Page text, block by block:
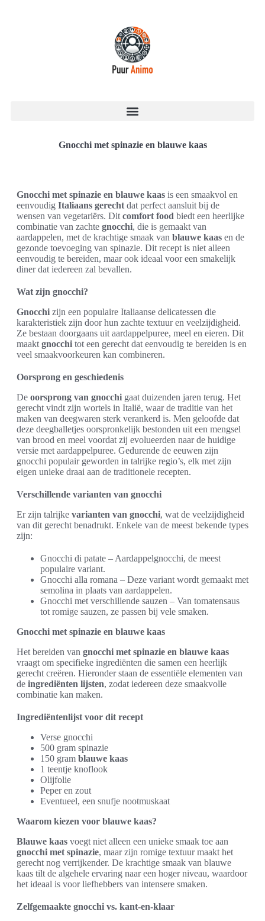
Gnocchi met spinazie en blauwe kaas
Gnocchi met spinazie en blauwe kaas is een smaakvol en
eenvoudig Italiaans gerecht dat perfect aansluit bij de
wensen van vegetariërs. Dit comfort food biedt een heerlijke
combinatie van zachte gnocchi, die is gemaakt van
aardappelen, met de krachtige smaak van blauwe kaas en de
gezonde toevoeging van spinazie. Dit recept is niet alleen
eenvoudig te bereiden, maar ook ideaal voor een smakelijk
diner dat iedereen zal bevallen.
Wat zijn gnocchi?
Gnocchi zijn een populaire Italiaanse delicatessen die
karakteristiek zijn door hun zachte textuur en veelzijdigheid.
Ze bestaan doorgaans uit aardappelpuree, meel en eieren. Dit
maakt gnocchi tot een gerecht dat eenvoudig te bereiden is en
veel smaakvoorkeuren kan combineren.
Oorsprong en geschiedenis
De oorsprong van gnocchi gaat duizenden jaren terug. Het
gerecht vindt zijn wortels in Italië, waar de traditie van het
maken van deegwaren sterk verankerd is. Men geloofde dat
deze deegballetjes oorspronkelijk bestonden uit een mengsel
van brood en meel voordat zij evolueerden naar de huidige
versie met aardappelpuree. Gedurende de eeuwen zijn
gnocchi populair geworden in talrijke regio’s, elk met zijn
eigen unieke draai aan de traditionele recepten.
Verschillende varianten van gnocchi
Er zijn talrijke varianten van gnocchi, wat de veelzijdigheid
van dit gerecht benadrukt. Enkele van de meest bekende types
zijn:
Gnocchi di patate – Aardappelgnocchi, de meest
populaire variant.
Gnocchi alla romana – Deze variant wordt gemaakt met
semolina in plaats van aardappelen.
Gnocchi met verschillende sauzen – Van tomatensaus
tot romige sauzen, ze passen bij vele smaken.
Gnocchi met spinazie en blauwe kaas
Het bereiden van gnocchi met spinazie en blauwe kaas
vraagt om specifieke ingrediënten die samen een heerlijk
gerecht creëren. Hieronder staan de essentiële elementen van
de ingrediënten lijsten, zodat iedereen deze smaakvolle
combinatie kan maken.
Ingrediëntenlijst voor dit recept
Verse gnocchi
500 gram spinazie
150 gram blauwe kaas
1 teentje knoflook
Olijfolie
Peper en zout
Eventueel, een snufje nootmuskaat
Waarom kiezen voor blauwe kaas?
Blauwe kaas voegt niet alleen een unieke smaak toe aan
gnocchi met spinazie, maar zijn romige textuur maakt het
gerecht nog verrijkender. De krachtige smaak van blauwe
kaas tilt de algehele ervaring naar een hoger niveau, waardoor
het ideaal is voor liefhebbers van intensere smaken.
Zelfgemaakte gnocchi vs. kant-en-klaar